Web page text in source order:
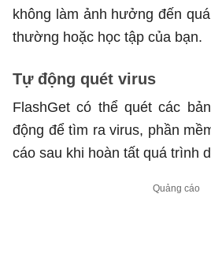
không làm ảnh hưởng đến
thường hoặc học tập của bạn.
Tự động quét virus
FlashGet có thể quét các
động để tìm ra virus, phần
cáo sau khi hoàn tất quá trình